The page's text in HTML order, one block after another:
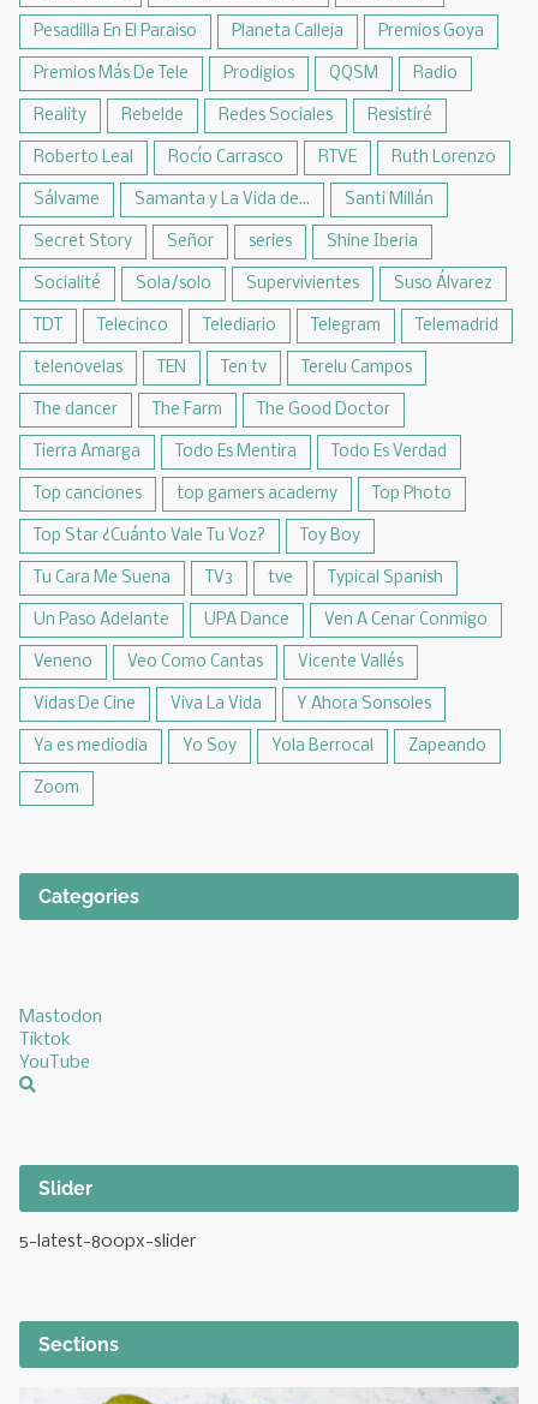
Pesadilla En El Paraiso Planeta Calleja Premios Goya
Premios Más De Tele Prodigios QQSM Radio
Reality Rebelde Redes Sociales Resistiré
Roberto Leal Rocío Carrasco RTVE Ruth Lorenzo
Sálvame Samanta y La Vida de... Santi Millán
Secret Story Señor series Shine Iberia
Socialité Sola/solo Supervivientes Suso Álvarez
TDT Telecinco Telediario Telegram Telemadrid
telenovelas TEN Ten tv Terelu Campos
The dancer The Farm The Good Doctor
Tierra Amarga Todo Es Mentira Todo Es Verdad
Top canciones top gamers academy Top Photo
Top Star ¿Cuánto Vale Tu Voz? Toy Boy
Tu Cara Me Suena TV3 tve Typical Spanish
Un Paso Adelante UPA Dance Ven A Cenar Conmigo
Veneno Veo Como Cantas Vicente Vallés
Vidas De Cine Viva La Vida Y Ahora Sonsoles
Ya es mediodia Yo Soy Yola Berrocal Zapeando
Zoom
Categories
Mastodon
Tiktok
YouTube
Slider
5-latest-800px-slider
Sections